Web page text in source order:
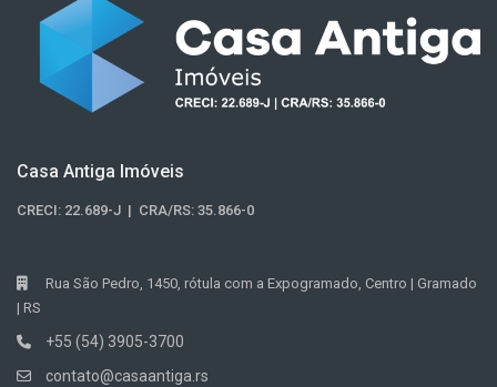
Casa Antiga Imóveis
CRECI: 22.689-J | CRA/RS: 35.866-0
Rua São Pedro, 1450, rótula com a Expogramado, Centro | Gramado
| RS
+55 (54) 3905-3700
contato@casaantiga.rs